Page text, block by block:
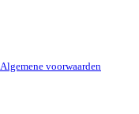
Algemene voorwaarden